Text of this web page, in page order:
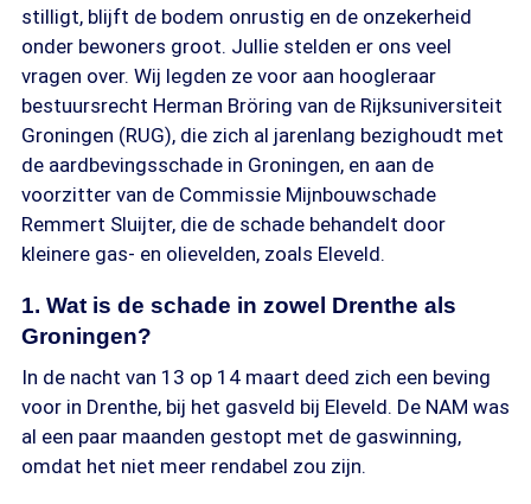
stilligt, blijft de bodem onrustig en de onzekerheid
onder bewoners groot. Jullie stelden er ons veel
vragen over. Wij legden ze voor aan hoogleraar
bestuursrecht Herman Bröring van de Rijksuniversiteit
Groningen (RUG), die zich al jarenlang bezighoudt met
de aardbevingsschade in Groningen, en aan de
voorzitter van de Commissie Mijnbouwschade
Remmert Sluijter, die de schade behandelt door
kleinere gas- en olievelden, zoals Eleveld.
1. Wat is de schade in zowel Drenthe als
Groningen?
In de nacht van 13 op 14 maart deed zich een beving
voor in Drenthe, bij het gasveld bij Eleveld. De NAM was
al een paar maanden gestopt met de gaswinning,
omdat het niet meer rendabel zou zijn.